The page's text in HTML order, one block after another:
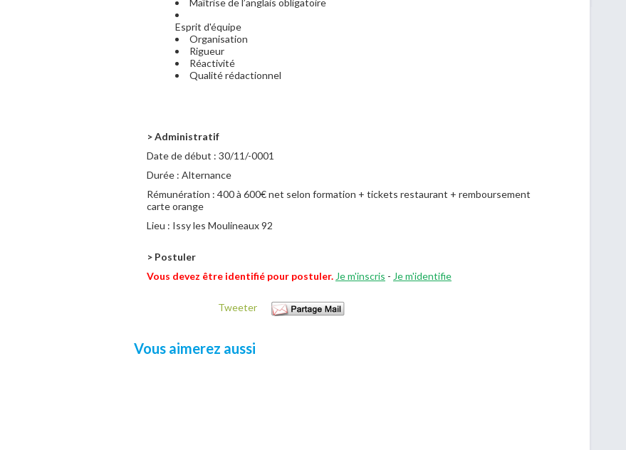
Maîtrise de l’anglais obligatoire
Esprit d'équipe
Organisation
Rigueur
Réactivité
Qualité rédactionnel
> Administratif
Date de début : 30/11/-0001
Durée : Alternance
Rémunération : 400 à 600€ net selon formation + tickets restaurant + remboursement
carte orange
Lieu : Issy les Moulineaux 92
> Postuler
Vous devez être identifié pour postuler. Je m'inscris - Je m'identifie
Tweeter
Vous aimerez aussi